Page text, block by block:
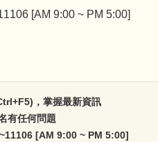
[AM 9:00 ~ PM 5:00]
，掌握最新資訊
有任何問題
[AM 9:00 ~ PM 5:00]